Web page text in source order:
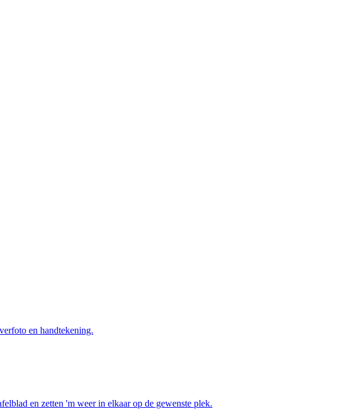
en handtekening.
en zetten 'm weer in elkaar op de gewenste plek.